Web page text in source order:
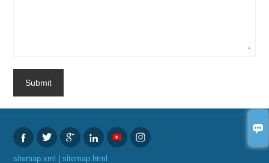
Submit
   
sitemap.xml |sitemap.html
